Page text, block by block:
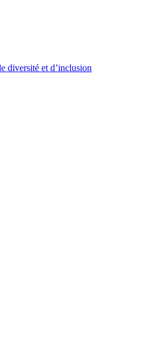
diversité et d’inclusion